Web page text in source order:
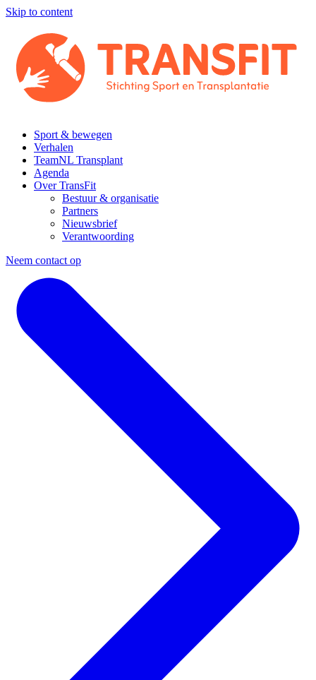
Skip to content
Sport & bewegen
Verhalen
TeamNL Transplant
Agenda
Over TransFit
Bestuur & organisatie
Partners
Nieuwsbrief
Verantwoording
Neem contact op